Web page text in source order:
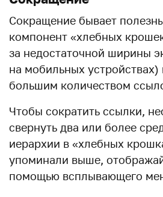
Сокращение бывает
компонент «хлебных
за недостаточной ширины
на мобильных
большим количеством
Чтобы сократить ссылки,
свернуть два или более
иерархии в «хлебных
упоминали выше,
помощью всплывающего